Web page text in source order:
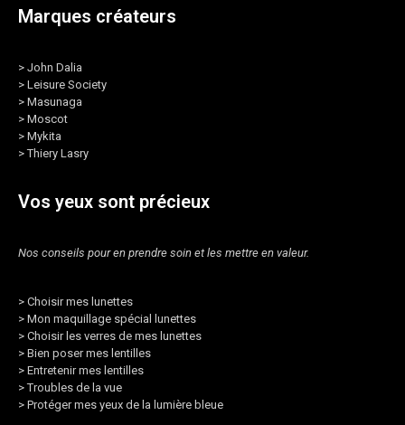
Marques créateurs
> John Dalia
> Leisure Society
> Masunaga
> Moscot
> Mykita
>Thiery Lasry
Vos yeux sont précieux
Nos conseils pour en prendre soin et les mettre en valeur.
> Choisir mes lunettes
> Mon maquillage spécial lunettes
> Choisir les verres de mes lunettes
> Bien poser mes lentilles
> Entretenir mes lentilles
>Troubles de la vue
> Protéger mes yeux de la lumière bleue